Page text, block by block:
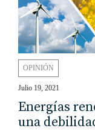
OPINIÓN
Julio 19, 2021
Energías
una